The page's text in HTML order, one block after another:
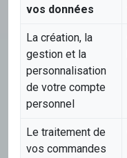
vos données
La création, la
gestion et la
personnalisation
de votre compte
personnel
Le traitement de
vos commandes